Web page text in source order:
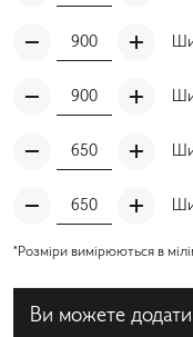
*Розміри вимірюються в
Ви можете додати